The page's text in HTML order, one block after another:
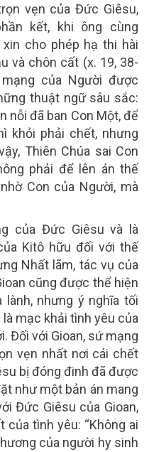
vẹn của Đức Giêsu,
kết, khi ông cùng
xin cho phép hạ thi hài
và chôn cất (x. 19, 38-
của Người được
thuật ngữ sâu sắc:
nỗi đã ban Con Một, để
khỏi phải chết, nhưng
Thiên Chúa sai Con
phải để lên án thế
Con của Người, mà
của Đức Giêsu và là
Kitô hữu đối với thế
Nhất lãm, tác vụ của
cũng được thể hiện
nhưng ý nghĩa tối
mạc khải tình yêu của
Đối với Gioan, sứ mạng
vẹn nhất nơi cái chết
bị đóng đinh đã được
như một bản án mang
Đức Giêsu của Gioan,
tình yêu: “Không ai
của người hy sinh